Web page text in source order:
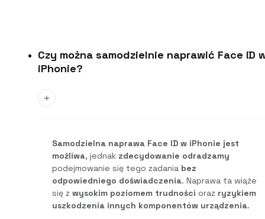
Czy można samodzielnie naprawić Face ID
iPhonie?
Samodzielna naprawa Face ID w iPhonie jest
możliwa, jednak zdecydowanie odradzamy
podejmowanie się tego zadania bez
odpowiedniego doświadczenia. Naprawa ta wiąże
się z wysokim poziomem trudności oraz ryzykiem
uszkodzenia innych komponentów urządzenia.